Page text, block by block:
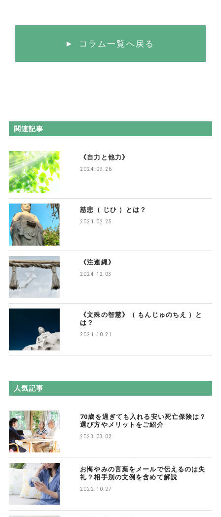
コラム一覧へ戻る
関連記事
《自力と他力》
2024.09.26
慈悲（ じひ ）とは？
2021.02.25
《注連縄》
2024.12.03
《文殊の智慧》（ もんじゅのちえ ）と
は？
2021.10.21
人気記事
70歳を過ぎても入れる安い死亡保険は？
選び方やメリットをご紹介
2023.03.02
お悔やみの言葉をメールで伝えるのは失
礼？相手別の文例を含めて解説
2022.10.27